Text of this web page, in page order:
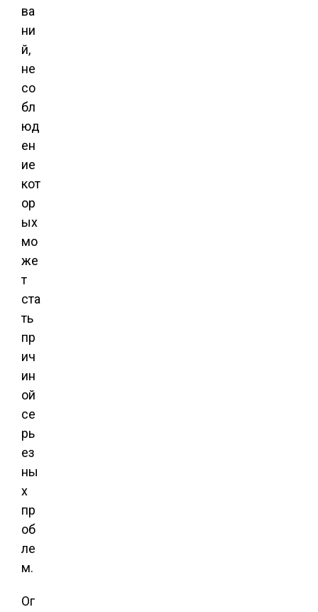
ва
ни
й,
не
со
бл
юд
ен
ие
кот
ор
ых
мо
же
т
ста
ть
пр
ич
ин
ой
се
рь
ез
ны
х
пр
об
ле
м.
Ог